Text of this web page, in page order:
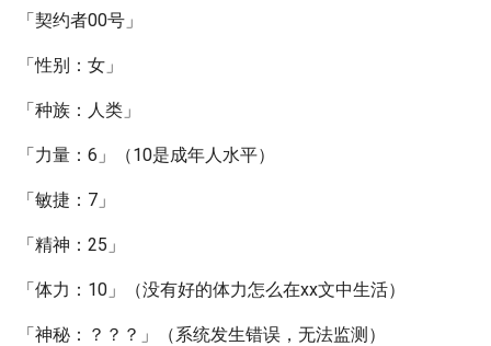
「契约者00号」
「性别：女」
「种族：人类」
「力量：6」（10是成年人水平）
「敏捷：7」
「精神：25」
「体力：10」（没有好的体力怎么在xx文中生活）
「神秘：？？？」（系统发生错误，无法监测）